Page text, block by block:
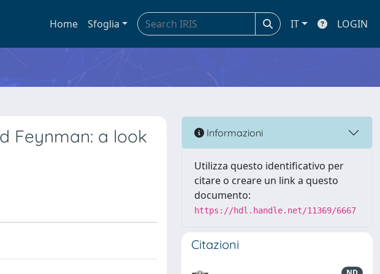
Home Sfoglia IT LOGIN
Feynman: a look
Informazioni
Utilizza questo identificativo per
citare o creare un link a questo
documento:
https://hdl.handle.net/11369/6667
Citazioni